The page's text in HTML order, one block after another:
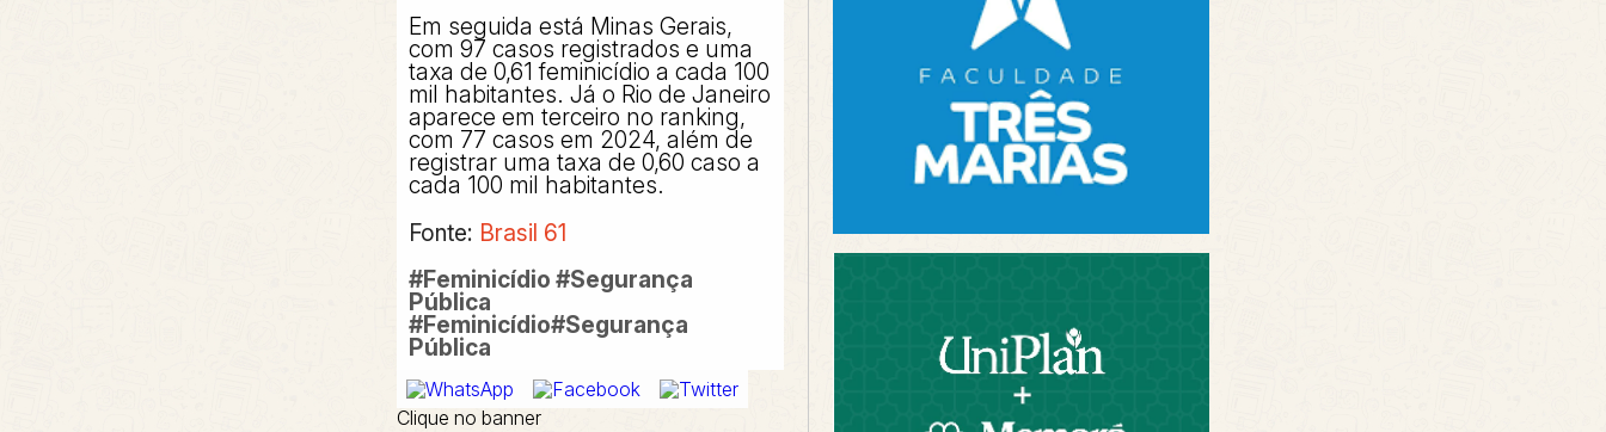
Em seguida está Minas Gerais,
com 97 casos registrados e uma
taxa de 0,61 feminicídio a cada 100
mil habitantes. Já o Rio de Janeiro
aparece em terceiro no ranking,
com 77 casos em 2024, além de
registrar uma taxa de 0,60 caso a
cada 100 mil habitantes.
Fonte: Brasil 61
#Feminicídio #Segurança
Pública
#Feminicídio#Segurança
Pública
Clique no banner